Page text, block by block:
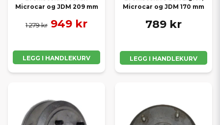
Microcar og JDM 209 mm
1 279 kr 949 kr
LEGG I HANDLEKURV
Microcar og JDM 170 mm
789 kr
LEGG I HANDLEKURV